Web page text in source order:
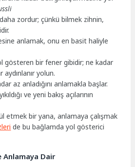
zordur; çünkü bilmek zihnin,
anlamak, onu en basit haliyle
gösteren bir fener gibidir; ne kadar
yolun.
az anladığını anlamakla başlar.
ve yeni bakış açılarının
etmek bir yana, anlamaya çalışmak
de bu bağlamda yol gösterici
Anlamaya Dair